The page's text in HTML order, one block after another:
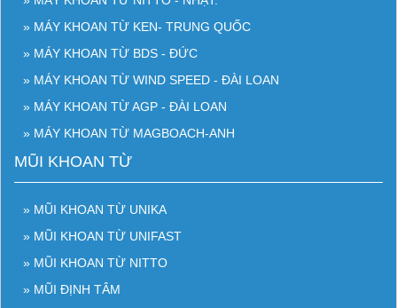
» MÁY KHOAN TỪ KEN- TRUNG QUỐC
» MÁY KHOAN TỪ BDS - ĐỨC
» MÁY KHOAN TỪ WIND SPEED - ĐÀI LOAN
» MÁY KHOAN TỪ AGP - ĐÀI LOAN
» MÁY KHOAN TỪ MAGBOACH-ANH
MŨI KHOAN TỪ
» MŨI KHOAN TỪ UNIKA
» MŨI KHOAN TỪ UNIFAST
» MŨI KHOAN TỪ NITTO
» MŨI ĐỊNH TÂM